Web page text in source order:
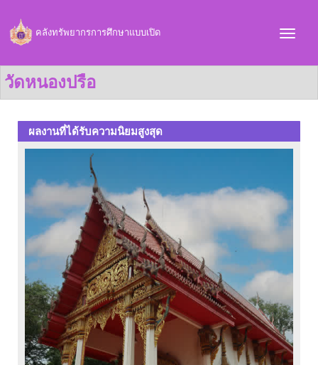
คลังทรัพยากรการศึกษาแบบเปิด
วัดหนองปรือ
ผลงานที่ได้รับความนิยมสูงสุด